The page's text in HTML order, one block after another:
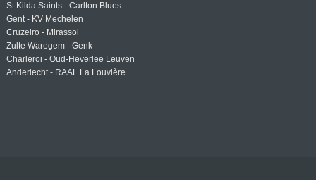
St Kilda Saints - Carlton Blues
Gent - KV Mechelen
Cruzeiro - Mirassol
Zulte Waregem - Genk
Charleroi - Oud-Heverlee Leuven
Anderlecht - RAAL La Louvière